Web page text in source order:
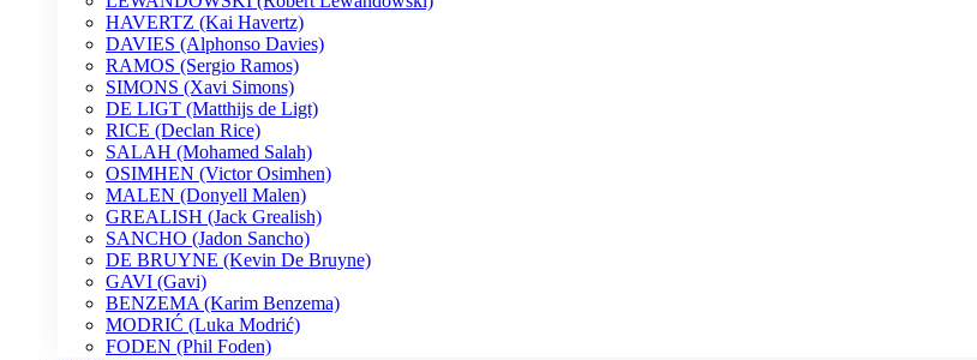
HAVERTZ (Kai Havertz)
DAVIES (Alphonso Davies)
RAMOS (Sergio Ramos)
SIMONS (Xavi Simons)
DE LIGT (Matthijs de Ligt)
RICE (Declan Rice)
SALAH (Mohamed Salah)
OSIMHEN (Victor Osimhen)
MALEN (Donyell Malen)
GREALISH (Jack Grealish)
SANCHO (Jadon Sancho)
DE BRUYNE (Kevin De Bruyne)
GAVI (Gavi)
BENZEMA (Karim Benzema)
MODRIĆ (Luka Modrić)
FODEN (Phil Foden)